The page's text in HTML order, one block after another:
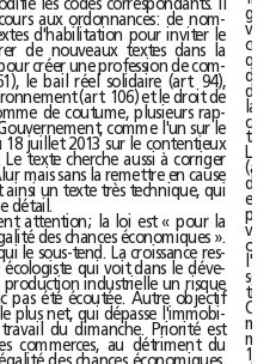
manie allègrement le recours aux ordonnances: de nom-
breux articles sont des textes d'habilitation pour inviter le
Gouvernement à préparer de nouveaux textes dans la
direction fixée par la loi : pour créer une profession de com-
missaire de justice (art. 61), le bail réel solidaire (art. 94),
réformer le droit de l'environnement (art. 106) et le droit de
l'urbanisme (art. 109). Comme de coutume, plusieurs rap-
ports sont demandés au Gouvernement, comme l'un sur le
bilan de l'ordonnance du 18juillet 2013 sur le contentieux
de l'urbanisme (art. 110). Le texte cherche aussi à corriger
certains travers de la loi Alur mais sans la remettre en cause
fondamentalement. C'est ainsi un texte très technique, qui
modifie bien des règles de détail.
Son titre mérite également attention; la loi est « pour la
croissance, l'activité et l'égalité des chances économiques ».
C'est dire la philosophie qui le sous-tend. La croissance res-
te l'objectif. La tendance écologiste qui voit dans le déve-
loppement sans fin de la production industrielle un risque
pour la planète, n'a donc pas été écoutée. Autre objectif
« l'activité ». Le symbole le plus net, qui dépasse l'immobi-
lier, est certainement le travail du dimanche. Priorité est
donnée à l'ouverture des commerces, au détriment du